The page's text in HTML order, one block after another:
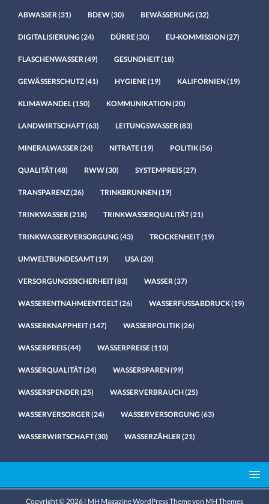
ABWASSER (31) BDEW(30) BEWÄSSERUNG (32)
DIGITALISIERUNG (24) DÜRRE(30) EU-KOMMISSION(27)
FLASCHENWASSER (49) GESUNDHEIT(18)
GEWÄSSERSCHUTZ(41) HYGIENE(19) KALIFORNIEN(19)
KLIMAWANDEL(150) KOMMUNIKATION(20)
LANDWIRTSCHAFT(63) LEITUNGSWASSER (83)
MINERALWASSER (24) NITRATE(19) POLITIK(56)
QUALITÄT(48) RWW(30) SYSTEMPREIS(27)
TRANSPARENZ(26) TRINKBRUNNEN(19)
TRINKWASSER (218) TRINKWASSERQUALITÄT(21)
TRINKWASSERVERSORGUNG (43) TROCKENHEIT(19)
UMWELTBUNDESAMT(19) USA (20)
VERSORGUNGSSICHERHEIT(83) WASSER (37)
WASSERENTNAHMEENTGELT(26) WASSERFUSSABDRUCK(19)
WASSERKNAPPHEIT(147) WASSERPOLITIK(26)
WASSERPREIS(44) WASSERPREISE(110)
WASSERQUALITÄT(24) WASSERSPAREN(99)
WASSERSPENDER (25) WASSERVERBRAUCH(25)
WASSERVERSORGER (24) WASSERVERSORGUNG (63)
WASSERWIRTSCHAFT(30) WASSERZÄHLER (21)
Copyright © 2026 | MH Magazine WordPress Theme von MH Themes